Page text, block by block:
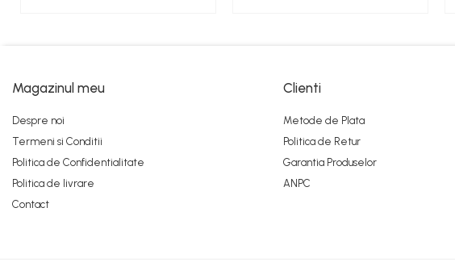
Sistem Hidraulic Motostivuitor
Sistem Racire
Piese Racire
Pompe Apa
Radiatoare Racire
Termostate Răcire
Magazinul meu
Despre noi
Termeni si Conditii
Politica de Confidentialitate
Politica de livrare
Contact
Clienti
Metode de Plata
Politica de Retur
Garantia Produselor
ANPC